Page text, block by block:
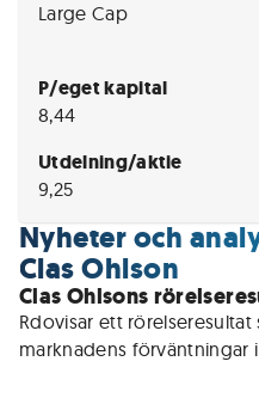
Large Cap
P/eget kapital
8,44
Utdelning/aktie
9,25
Nyheter och
Clas Ohlson
Clas Ohlsons
Rdovisar ett